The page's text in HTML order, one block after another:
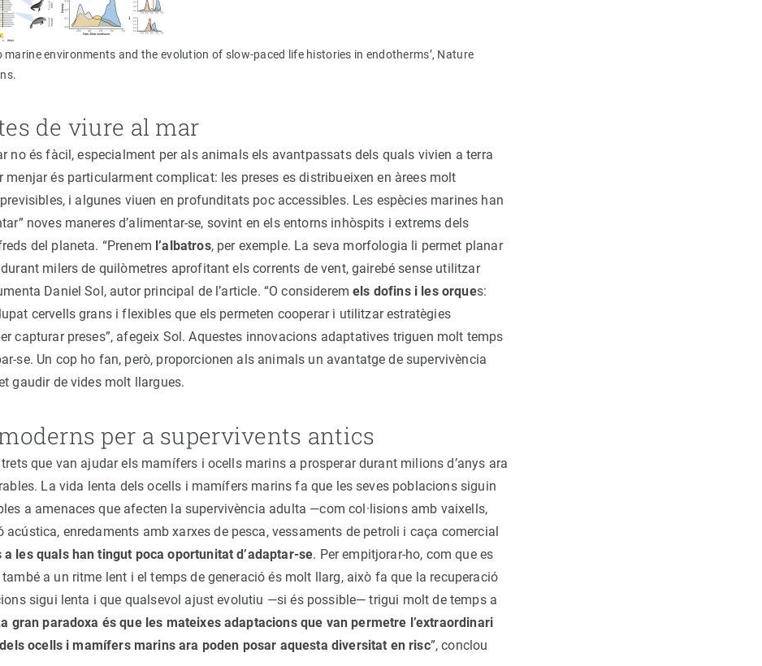
environments and the evolution of slow-paced life histories in endotherms’, Nature
de viure al mar
no és fàcil, especialment per als animals els avantpassats dels quals vivien a terra
menjar és particularment complicat: les preses es distribueixen en àrees molt
i algunes viuen en profunditats poc accessibles. Les espècies marines han
noves maneres d’alimentar-se, sovint en els entorns inhòspits i extrems dels
del planeta. “Prenem l’albatros, per exemple. La seva morfologia li permet planar
milers de quilòmetres aprofitant els corrents de vent, gairebé sense utilitzar
Daniel Sol, autor principal de l’article. “O consideremels dofins i les orques:
cervells grans i flexibles que els permeten cooperar i utilitzar estratègies
capturar preses”, afegeix Sol. Aquestes innovacions adaptatives triguen molt temps
se. Un cop ho fan, però, proporcionen als animals un avantatge de supervivència
gaudir de vides molt llargues.
per a supervivents antics
que van ajudar els mamífers i ocells marins a prosperar durant milions d’anys ara
La vida lenta dels ocells i mamífers marins fa que les seves poblacions siguin
a amenaces que afecten la supervivència adulta —com col·lisions amb vaixells,
acústica, enredaments amb xarxes de pesca, vessaments de petroli i caça comercial
a les quals han tingut poca oportunitat d’adaptar-se. Per empitjorar-ho, com que es
també a un ritme lent i el temps de generació és molt llarg, això fa que la recuperació
sigui lenta i que qualsevol ajust evolutiu —si és possible— trigui molt de temps a
gran paradoxa és que les mateixes adaptacions que van permetre l’extraordinari
ocells i mamífers marins ara poden posar aquesta diversitat en risc”, conclou